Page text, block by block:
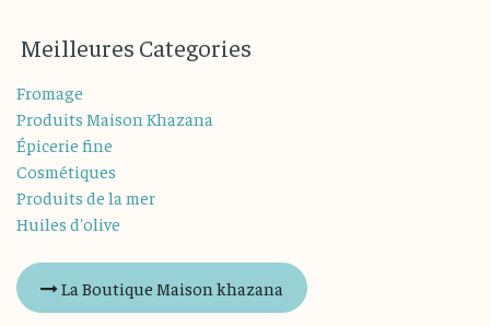
Meilleures Categories
Fromage
Produits Maison Khazana
Épicerie fine
Cosmétiques
Produits de la mer
Huiles d'olive
La Boutique Maison khazana